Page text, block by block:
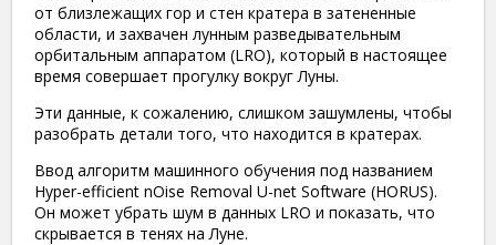
от близлежащих гор и стен кратера в затененные
области, и захвачен лунным разведывательным
орбитальным аппаратом (LRO), который в настоящее
время совершает прогулку вокруг Луны.
Эти данные, к сожалению, слишком зашумлены, чтобы
разобрать детали того, что находится в кратерах.
Ввод алгоритм машинного обучения под названием
Hyper-efficient nOise Removal U-net Software (HORUS).
Он может убрать шум в данных LRO и показать, что
скрывается в тенях на Луне.